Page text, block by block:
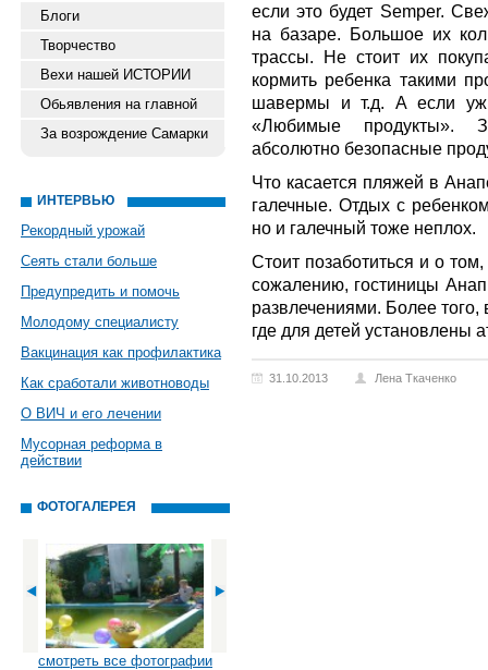
Блоги
Творчество
Вехи нашей ИСТОРИИ
Обьявления на главной
За возрождение Самарки
ИНТЕРВЬЮ
Рекордный урожай
Сеять стали больше
Предупредить и помочь
Молодому специалисту
Вакцинация как профилактика
Как сработали животноводы
О ВИЧ и его лечении
Мусорная реформа в
действии
ФОТОГАЛЕРЕЯ
смотреть все фотографии
если это будет Semper.
на базаре. Большое их
трассы. Не стоит их
кормить ребенка такими
шавермы и т.д. А если уж
«Любимые продукты».
абсолютно безопасные
Что касается пляжей в
галечные. Отдых с
но и галечный тоже неплох.
Стоит позаботиться и о
сожалению, гостиницы
развлечениями. Более того,
где для детей установлены
31.10.2013 Лена Ткаченко